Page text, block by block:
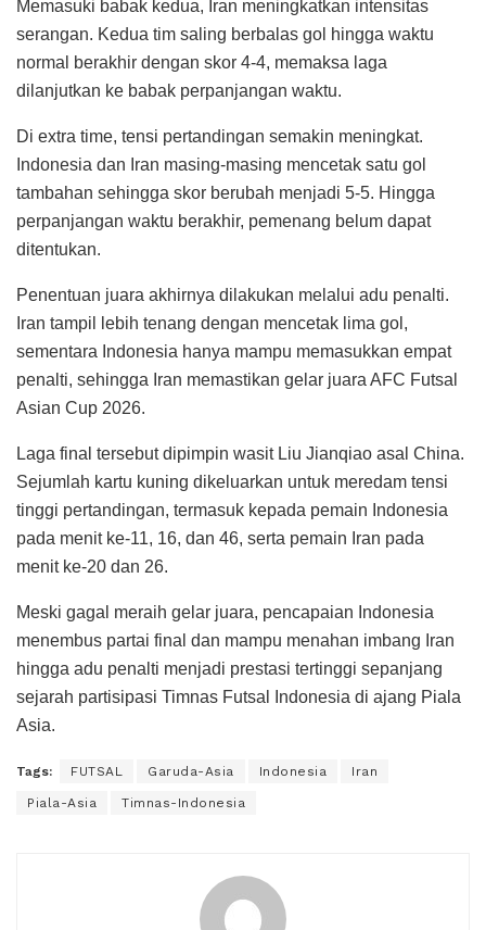
Memasuki babak kedua, Iran meningkatkan intensitas
serangan. Kedua tim saling berbalas gol hingga waktu
normal berakhir dengan skor 4-4, memaksa laga
dilanjutkan ke babak perpanjangan waktu.
Di extra time, tensi pertandingan semakin meningkat.
Indonesia dan Iran masing-masing mencetak satu gol
tambahan sehingga skor berubah menjadi 5-5. Hingga
perpanjangan waktu berakhir, pemenang belum dapat
ditentukan.
Penentuan juara akhirnya dilakukan melalui adu penalti.
Iran tampil lebih tenang dengan mencetak lima gol,
sementara Indonesia hanya mampu memasukkan empat
penalti, sehingga Iran memastikan gelar juara AFC Futsal
Asian Cup 2026.
Laga final tersebut dipimpin wasit Liu Jianqiao asal China.
Sejumlah kartu kuning dikeluarkan untuk meredam tensi
tinggi pertandingan, termasuk kepada pemain Indonesia
pada menit ke-11, 16, dan 46, serta pemain Iran pada
menit ke-20 dan 26.
Meski gagal meraih gelar juara, pencapaian Indonesia
menembus partai final dan mampu menahan imbang Iran
hingga adu penalti menjadi prestasi tertinggi sepanjang
sejarah partisipasi Timnas Futsal Indonesia di ajang Piala
Asia.
Tags: FUTSAL Garuda-Asia Indonesia Iran
Piala-Asia Timnas-Indonesia